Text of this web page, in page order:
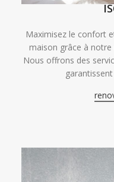
Maximisez le confort
maison grâce à
Nous offrons des